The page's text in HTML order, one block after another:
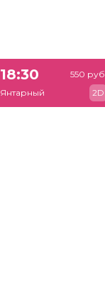
18:30
Янтарный
550 руб.
2D